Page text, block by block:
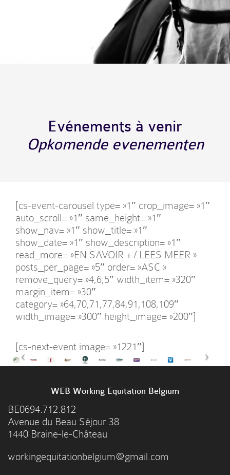
Evénements à venir
Opkomende evenementen
[cs-event-carousel type= »1″ crop_image= »1″
auto_scroll= »1″ same_height= »1″
show_nav= »1″ show_title= »1″
show_date= »1″ show_description= »1″
read_more= »EN SAVOIR + / LEES MEER »
posts_per_page= »5″ order= »ASC »
remove_query= »4,6,5″ width_item= »320″
margin_item= »30″
category= »64,70,71,77,84,91,108,109″
width_image= »300″ height_image= »200″]
[cs-next-event image= »1221″]
WEB Working Equitation Belgium
BE0694.712.812
Avenue du Beau Séjour 38
1440 Braine-le-Château
workingequitationbelgium@gmail.com